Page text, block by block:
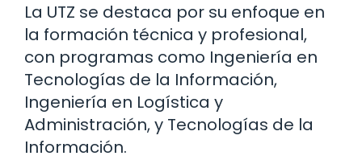
La UTZ se destaca por su enfoque en
la formación técnica y profesional,
con programas como Ingeniería en
Tecnologías de la Información,
Ingeniería en Logística y
Administración, y Tecnologías de la
Información.